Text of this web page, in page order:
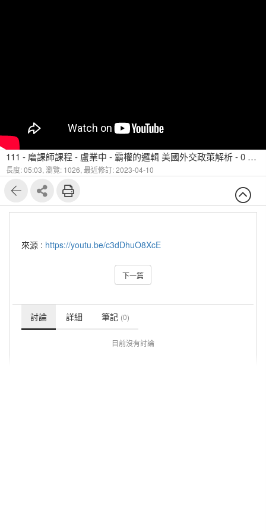
111 - 磨課師課程 - 盧業中 - 霸權的邏輯 美國外交政策解析 - 0 課程大綱
長度: 05:03, 瀏覽: 1026, 最近修訂: 2023-04-10
來源 : https://youtu.be/c3dDhuO8XcE
下一篇
討論 詳細 筆記 (0)
目前沒有討論